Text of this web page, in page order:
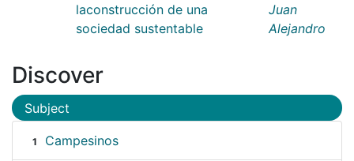
laconstrucción de una
sociedad sustentable
Juan
Alejandro
Discover
Subject
1 Campesinos